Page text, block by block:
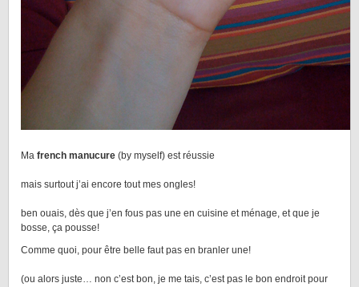
Ma french manucure (by myself) est réussie
mais surtout j’ai encore tout mes ongles!
ben ouais, dès que j’en fous pas une en cuisine et ménage, et que je
bosse, ça pousse!
Comme quoi, pour être belle faut pas en branler une!
(ou alors juste… non c’est bon, je me tais, c’est pas le bon endroit pour